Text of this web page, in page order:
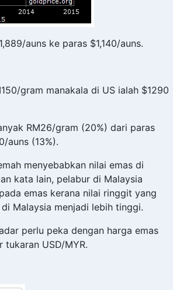
auns ke paras $1,140/auns.
gram manakala di US ialah $1290
RM26/gram (20%) dari paras
auns (13%).
menyebabkan nilai emas di
kata lain, pelabur di Malaysia
emas kerana nilai ringgit yang
Malaysia menjadi lebih tinggi.
perlu peka dengan harga emas
USD/MYR.